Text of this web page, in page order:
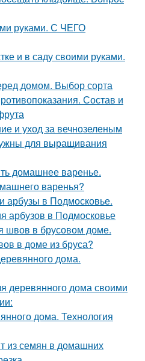
руками. С ЧЕГО
и в саду своими руками.
домом. Выбор сорта
Состав и
и уход за вечнозеленым
для выращивания
домашнее варенье.
варенья?
арбузы в Подмосковье.
арбузов в Подмосковье
швов в брусовом доме.
в доме из бруса?
дома.
деревянного дома своими
дома. Технология
из семян в домашних